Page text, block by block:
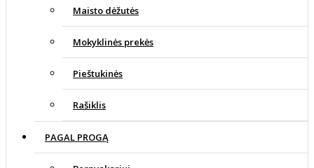
Maisto dėžutės
Mokyklinės prekės
Pieštukinės
Rašiklis
PAGAL PROGĄ